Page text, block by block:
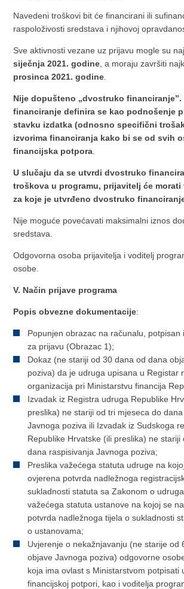
Navedeni troškovi bit će financirani ili
raspoloživosti sredstava i njihovoj
Sve aktivnosti vezane uz prijavu mogle su
siječnja 2021. godine , a moraju završiti
prosinca 2021. godine
Nije dopušteno „dvostruko financiranje”.
financiranje definira se kao podnošenje
stavku izdatka (odnosno specifični
izvorima financiranja kako bi se od svih
financijska potpora
U slučaju da se utvrdi dvostruko
troškova u programu, prijavitelj će
za koje je utvrđeno dvostruko
Nije moguće povećavati maksimalni iznos
sredstava.
Odgovorna osoba prijavitelja i voditelj
osobe.
V. Način prijave programa
Popis obvezne dokumentacije:
Popunjen obrazac na računalu, potpisan
za prijavu (Obrazac 1);
Dokaz (ne stariji od 30 dana od dana
poziva) da je udruga upisana u Registar
organizacija pri Ministarstvu financija
Izvadak iz Registra udruga Republike
preslika) ne stariji od tri mjeseca do
Javnoga poziva ili Izvadak iz Sudskoga
Republike Hrvatske (ili preslika) ne stariji
dana raspisivanja Javnoga poziva;
Preslika važećega statuta udruge na
ovjerena potvrda nadležnoga
sukladnosti statuta sa Zakonom o
važećega statuta ustanove na kojoj se
potvrda nadležnoga tijela o sukladnosti
o ustanovama;
Uvjerenje o nekažnjavanju (ne starije od
objave Javnoga poziva) odgovorne
koja ima ovlast s Ministarstvom potpisati
financijskoj potpori, kao i voditelja